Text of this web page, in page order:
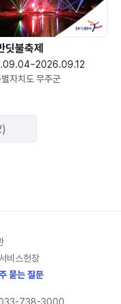
딧불축제
자치도 무주군
비스헌장
묻는 질문